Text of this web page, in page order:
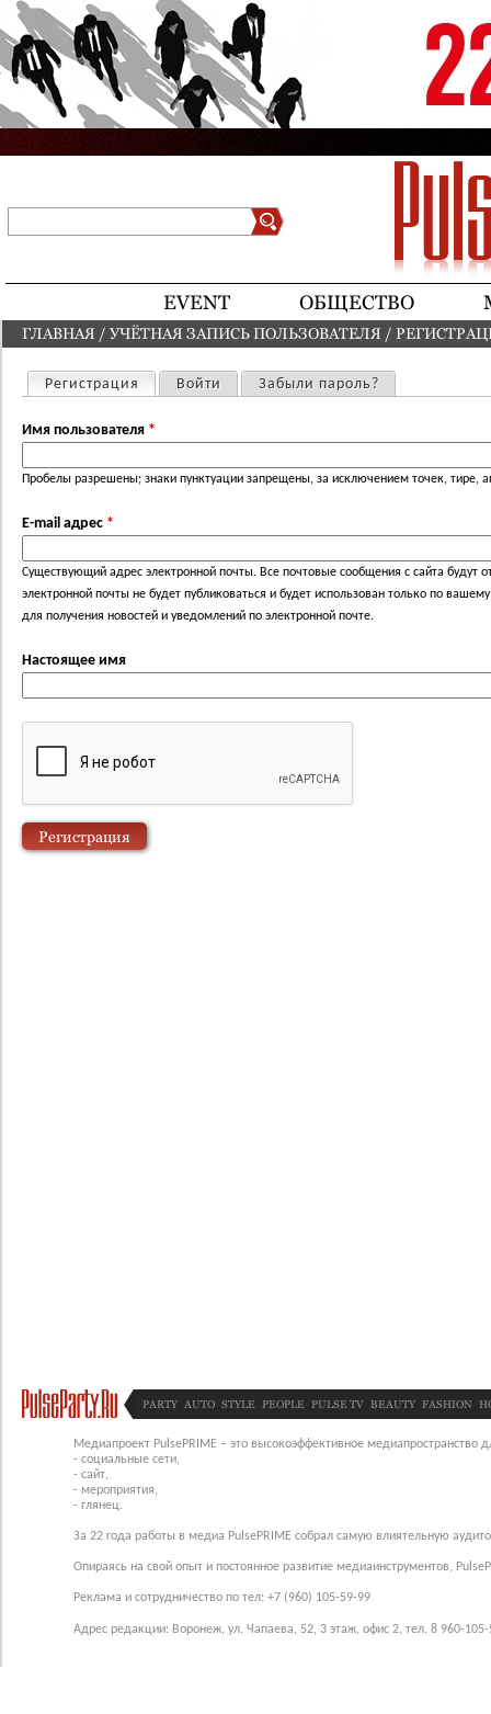
Jump to navigation
EVENT ОБЩЕСТВО
ВЫ ЗДЕСЬ
ГЛАВНАЯ / УЧЁТНАЯ ЗАПИСЬ ПОЛЬЗОВАТЕЛЯ /
Главные вкладки
Регистрация (активная вкладка)
Войти Забыли пароль?
Имя пользователя *
Пробелы разрешены; знаки пунктуации запрещены, за исключением точек, тире,
E-mail адрес *
Существующий адрес электронной почты. Все почтовые сообщения с сайта будут
электронной почты не будет публиковаться и будет использован только по
для получения новостей и уведомлений по электронной почте.
Настоящее имя
PARTY AUTO STYLE PEOPLE PULSE TV BEAUTY FASHION
Медиапроект PulsePRIME – это высокоэффективное медиапространство
- социальные сети,
- сайт,
- мероприятия,
- глянец.
За 22 года работы в медиа PulsePRIME собрал самую влиятельную
Опираясь на свой опыт и постоянное развитие медиаинструментов,
Реклама и сотрудничество по тел: +7 (960) 105-59-99
Адрес редакции: Воронеж, ул. Чапаева, 52, 3 этаж, офис 2, тел. 8 960-